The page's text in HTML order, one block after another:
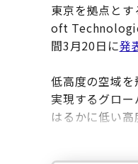
東京を拠点と
oft
間3月20日に発
低高度の空域
実現するグロ
はるかに低い高